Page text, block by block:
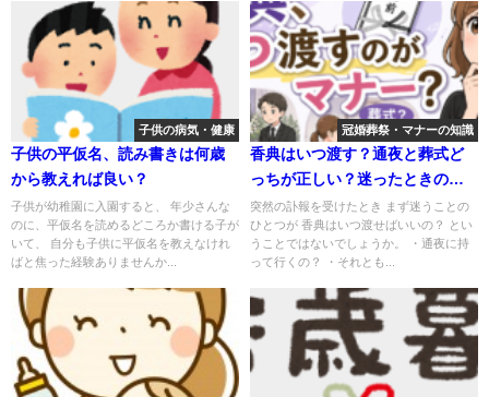
子供の病気・健康
子供の平仮名、読み書きは何歳
から教えれば良い？
子供が幼稚園に入園すると、 年少さんな
のに、平仮名を読めるどころか書ける子が
いて、 自分も子供に平仮名を教えなけれ
ばと焦った経験ありませんか...
冠婚葬祭・マナーの知識
香典はいつ渡す？通夜と葬式ど
っちが正しい？迷ったときの判
断方法まとめ
突然の訃報を受けたとき まず迷うことの
ひとつが 香典はいつ渡せばいいの？ とい
うことではないでしょうか。 ・通夜に持
って行くの？ ・それとも...